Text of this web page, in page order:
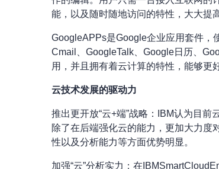
能，以及随时随地访问的特性，大大提
GoogleAPPs是Google企业应用套件，
Cmail、GoogleTalk、Google日历、
用，并且拥有着云计算的特性，能够更
云技术发展的驱动力
推出更开放“云+端”战略：IBM认为目
除了在后端强化云的能力，更加大力度
性以及分析能力等方面优势明显。
加强“云”分析实力：在